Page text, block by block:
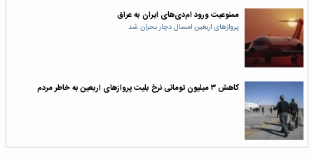
ممنوعیت ورود ام‌دی‌های ایران به عراق
پروازهای اربعین امسال دچار بحران شد
کاهش ۳ میلیون تومانی نرخ بلیت پروازهای اربعین به خاطر مردم